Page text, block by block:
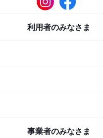
利用者のみなさま
事業者のみなさま